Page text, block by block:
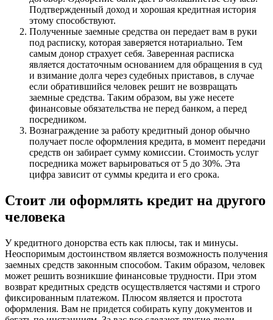
Подтвержденный доход и хорошая кредитная история
этому способствуют.
Полученные заемные средства он передает вам в руки
под расписку, которая заверяется нотариально. Тем
самым донор страхует себя. Заверенная расписка
является достаточным основанием для обращения в суд
и взимание долга через судебных приставов, в случае
если обратившийся человек решит не возвращать
заемные средства. Таким образом, вы уже несете
финансовые обязательства не перед банком, а перед
посредником.
Вознаграждение за работу кредитный донор обычно
получает после оформления кредита, в момент передачи
средств он забирает сумму комиссии. Стоимость услуг
посредника может варьироваться от 5 до 30%. Эта
цифра зависит от суммы кредита и его срока.
Стоит ли оформлять кредит на другого
человека
У кредитного донорства есть как плюсы, так и минусы.
Неоспоримым достоинством является возможность получения
заемных средств законным способом. Таким образом, человек
может решить возникшие финансовые трудности. При этом
возврат кредитных средств осуществляется частями и строго
фиксированным платежом. Плюсом является и простота
оформления. Вам не придется собирать купу документов и